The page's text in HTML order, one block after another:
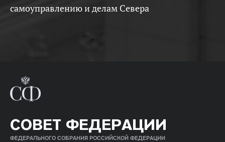
самоуправлению и делам Севера
СОВЕТ ФЕДЕРАЦИИ
ФЕДЕРАЛЬНОГО СОБРАНИЯ РОССИЙСКОЙ ФЕДЕРАЦИИ